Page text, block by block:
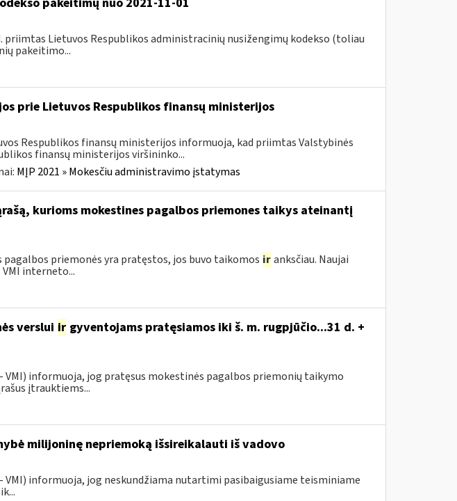
priimtas Lietuvos Respublikos administracinių nusižengimų kodekso (toliau
pakeitimo...
prie Lietuvos Respublikos finansų ministerijos
Respublikos finansų ministerijos informuoja, kad priimtas Valstybinės
finansų ministerijos viršininko...
MĮP 2021 » Mokesčiu administravimo įstatymas
kurioms mokestines pagalbos priemones taikys ateinantį
pagalbos priemonės yra pratęstos, jos buvo taikomos ir anksčiau. Naujai
interneto...
verslui irgyventojams pratęsiamos iki š. m. rugpjūčio...31 d. +
VMI) informuoja, jog pratęsus mokestinės pagalbos priemonių taikymo
įtrauktiems...
milijoninę nepriemoką išsireikalauti iš vadovo
VMI) informuoja, jog neskundžiama nutartimi pasibaigusiame teisminiame